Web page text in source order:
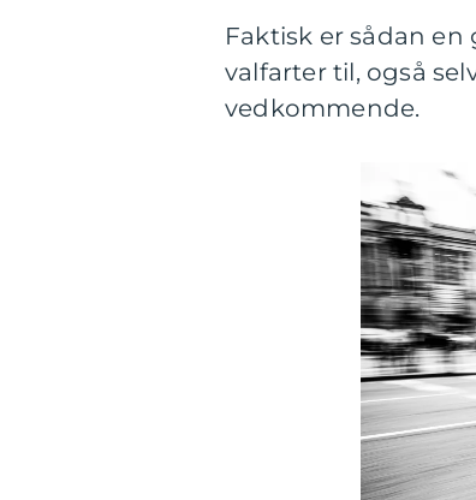
Faktisk er sådan en
valfarter til, også
vedkommende.